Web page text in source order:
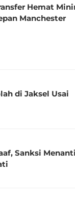
Hemat
Manchester
di Jaksel Usai
Sanksi Menanti